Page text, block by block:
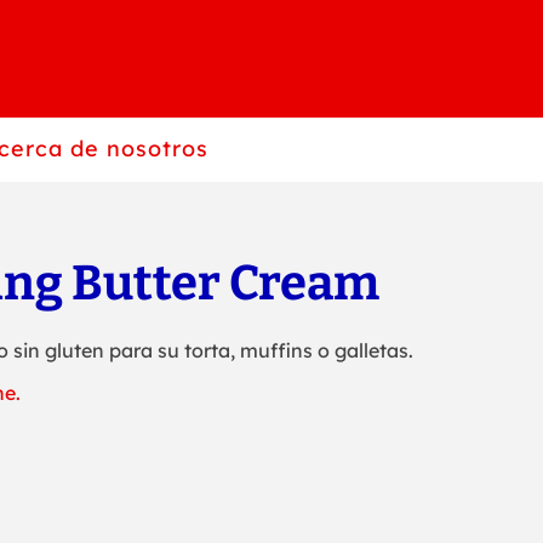
de nosotros
Butter Cream
sin gluten para su torta, muffins o galletas.